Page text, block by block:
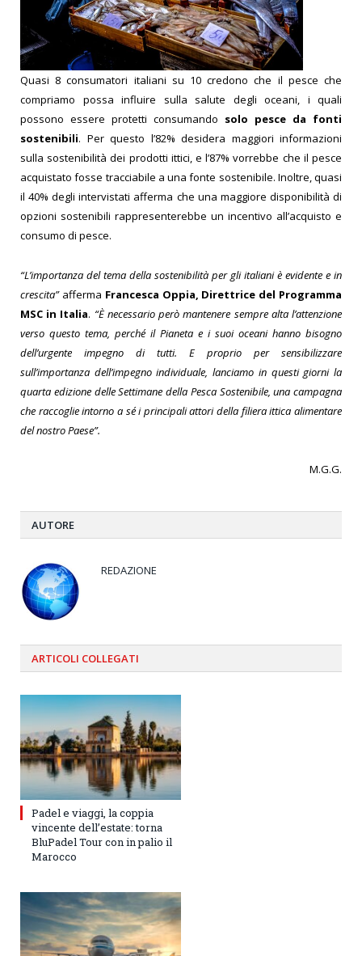
Quasi 8 consumatori italiani su 10 credono che il pesce che
compriamo possa influire sulla salute degli oceani, i quali
possono essere protetti consumando solo pesce da fonti
sostenibili. Per questo l’82% desidera maggiori informazioni
sulla sostenibilità dei prodotti ittici, e l’87% vorrebbe che il pesce
acquistato fosse tracciabile a una fonte sostenibile. Inoltre, quasi
il 40% degli intervistati afferma che una maggiore disponibilità di
opzioni sostenibili rappresenterebbe un incentivo all’acquisto e
consumo di pesce.
“L’importanza del tema della sostenibilità per gli italiani è evidente e in
crescita” afferma Francesca Oppia, Direttrice del Programma
MSC in Italia. “È necessario però mantenere sempre alta l’attenzione
verso questo tema, perché il Pianeta e i suoi oceani hanno bisogno
dell’urgente impegno di tutti. E proprio per sensibilizzare
sull’importanza dell’impegno individuale, lanciamo in questi giorni la
quarta edizione delle Settimane della Pesca Sostenibile, una campagna
che raccoglie intorno a sé i principali attori della filiera ittica alimentare
del nostro Paese”.
M.G.G.
AUTORE
REDAZIONE
ARTICOLI COLLEGATI
Padel e viaggi, la coppia
vincente dell’estate: torna
BluPadel Tour con in palio il
Marocco